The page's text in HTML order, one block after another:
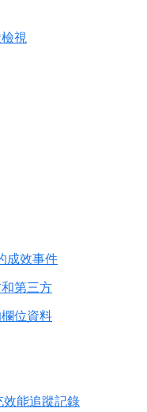
視
成效事件
第三方
位資料
能追蹤記錄